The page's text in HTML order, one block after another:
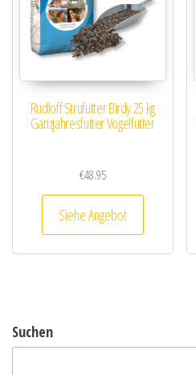
Rudloff Strufutter Birdy 25 kg
Ganzjahresfutter Vogelfutter
€48.95
Siehe Angebot
Suchen